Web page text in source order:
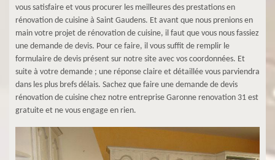
vous satisfaire et vous procurer les meilleures des prestations en
rénovation de cuisine à Saint Gaudens. Et avant que nous prenions en
main votre projet de rénovation de cuisine, il faut que vous nous fassiez
une demande de devis. Pour ce faire, il vous suffit de remplir le
formulaire de devis présent sur notre site avec vos coordonnées. Et
suite à votre demande ; une réponse claire et détaillée vous parviendra
dans les plus brefs délais. Sachez que faire une demande de devis
rénovation de cuisine chez notre entreprise Garonne renovation 31 est
gratuite et ne vous engage en rien.